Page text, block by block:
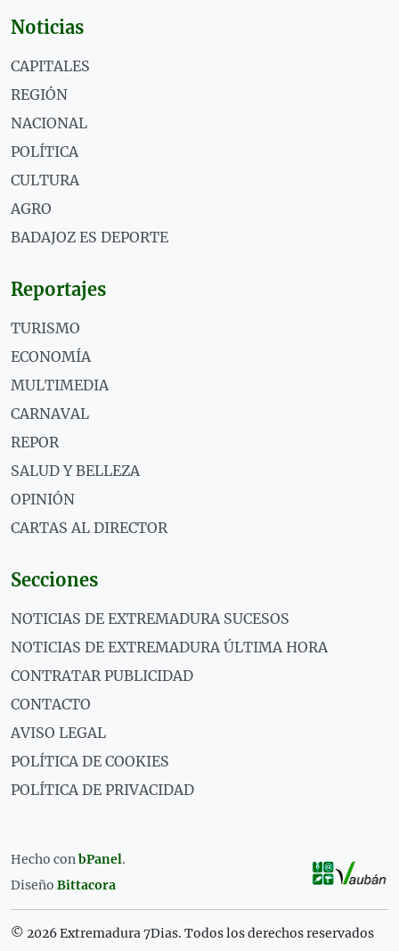
Noticias
CAPITALES
REGIÓN
NACIONAL
POLÍTICA
CULTURA
AGRO
BADAJOZ ES DEPORTE
Reportajes
TURISMO
ECONOMÍA
MULTIMEDIA
CARNAVAL
REPOR
SALUD Y BELLEZA
OPINIÓN
CARTAS AL DIRECTOR
Secciones
NOTICIAS DE EXTREMADURA SUCESOS
NOTICIAS DE EXTREMADURA ÚLTIMA HORA
CONTRATAR PUBLICIDAD
CONTACTO
AVISO LEGAL
POLÍTICA DE COOKIES
POLÍTICA DE PRIVACIDAD
Hecho conbPanel.
Diseño Bittacora
© 2026 Extremadura 7Dias. Todos los derechos reservados